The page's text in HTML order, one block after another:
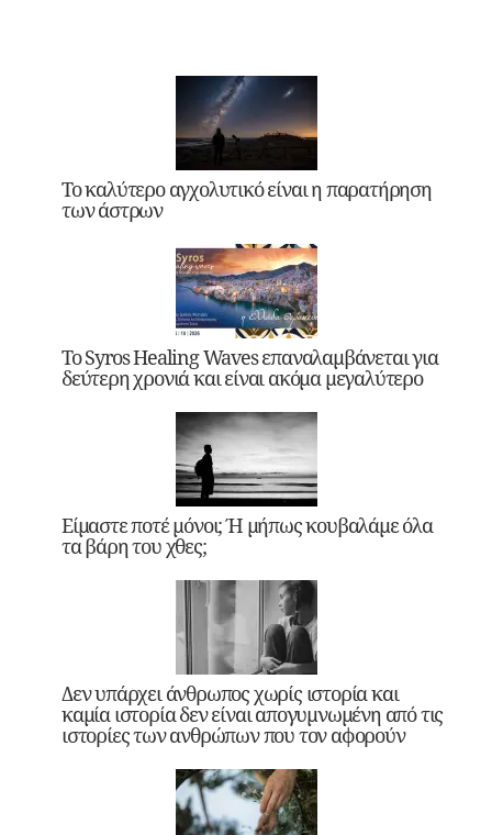
Το καλύτερο αγχολυτικό είναι η παρατήρηση
των άστρων
Το Syros Healing Waves επαναλαμβάνεται για
δεύτερη χρονιά και είναι ακόμα μεγαλύτερο
Είμαστε ποτέ μόνοι; Ή μήπως κουβαλάμε όλα
τα βάρη του χθες;
Δεν υπάρχει άνθρωπος χωρίς ιστορία και
καμία ιστορία δεν είναι απογυμνωμένη από τις
ιστορίες των ανθρώπων που τον αφορούν